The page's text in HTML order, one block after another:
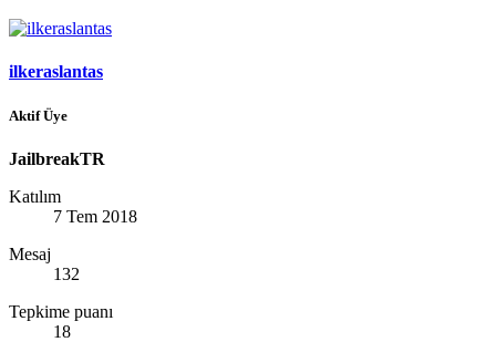
ilkeraslantas
Aktif Üye
JailbreakTR
Katılım
7 Tem 2018
Mesaj
132
Tepkime puanı
18